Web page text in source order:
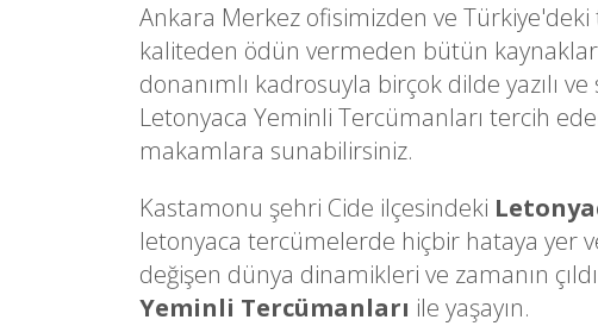
Ankara Merkez ofisimizden ve
kaliteden ödün vermeden bütün
donanımlı kadrosuyla birçok dilde yazılı
Letonyaca Yeminli Tercümanları tercih
makamlara sunabilirsiniz.
Kastamonu şehri Cide ilçesindeki
letonyaca tercümelerde hiçbir hataya yer
değişen dünya dinamikleri ve zamanın
Yeminli Tercümanları ile yaşayın.